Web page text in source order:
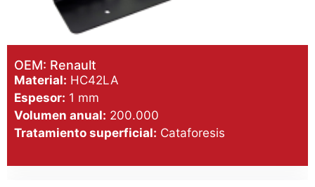
OEM: Renault
Material: HC42LA
Espesor: 1 mm
Volumen anual: 200.000
Tratamiento superficial: Cataforesis